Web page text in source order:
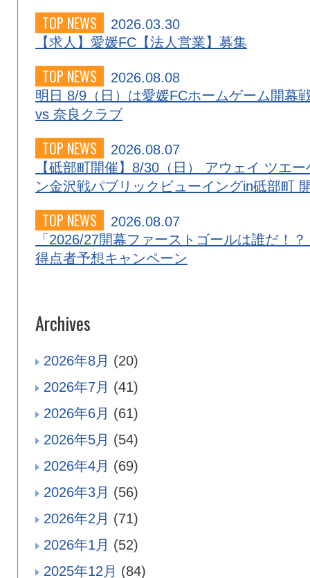
TOP NEWS
2026.03.30
【求人】愛媛FC【法人営業】募集
TOP NEWS
2026.08.08
明日 8/9（日）は愛媛FCホームゲーム開幕
vs 奈良クラブ
TOP NEWS
2026.08.07
【砥部町開催】8/30（日） アウェイ ツエー
ン金沢戦パブリックビューイングin砥部町
TOP NEWS
2026.08.07
「2026/27開幕ファーストゴールは誰だ！？
得点者予想キャンペーン
Archives
2026年8月 (20)
2026年7月 (41)
2026年6月 (61)
2026年5月 (54)
2026年4月 (69)
2026年3月 (56)
2026年2月 (71)
2026年1月 (52)
2025年12月 (84)